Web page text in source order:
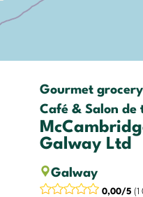
Gourmet
Café & Salon de
Galway Ltd
Galway
0,00/5 (1